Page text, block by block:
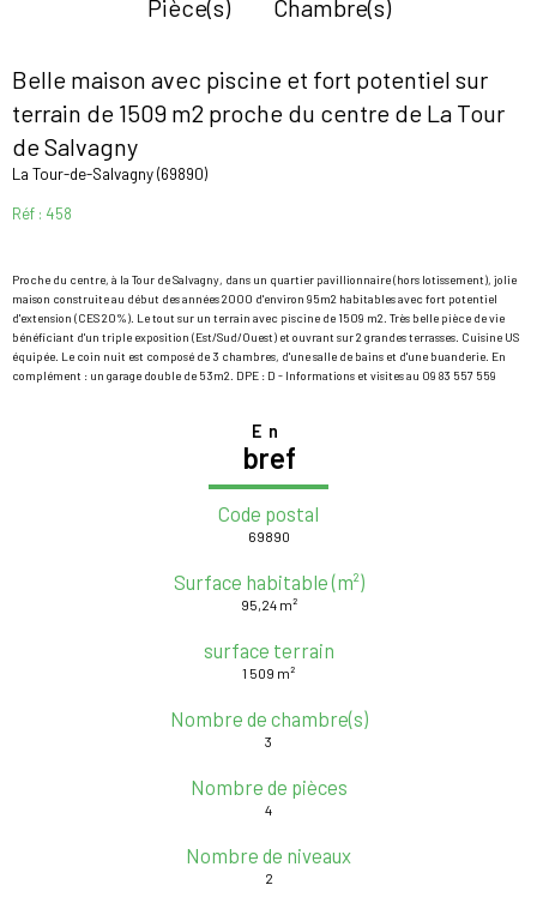
Pièce(s) Chambre(s)
Belle maison avec piscine et fort potentiel sur
terrain de 1509 m2 proche du centre de La Tour
de Salvagny
La Tour-de-Salvagny (69890)
Réf : 458
Proche du centre, à la Tour de Salvagny, dans un quartier pavillionnaire (hors lotissement), jolie
maison construite au début des années 2000 d'environ 95m2 habitables avec fort potentiel
d'extension (CES 20%). Le tout sur un terrain avec piscine de 1509 m2. Très belle pièce de vie
bénéficiant d'un triple exposition (Est/Sud/Ouest) et ouvrant sur 2 grandes terrasses. Cuisine US
équipée. Le coin nuit est composé de 3 chambres, d'une salle de bains et d'une buanderie. En
complément : un garage double de 53m2. DPE : D - Informations et visites au 09 83 557 559
En
bref
Code postal
69890
Surface habitable (m²)
95,24 m²
surface terrain
1 509 m²
Nombre de chambre(s)
3
Nombre de pièces
4
Nombre de niveaux
2